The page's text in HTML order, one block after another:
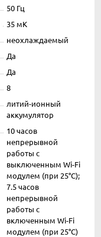
50 Гц
35 мК
неохлаждаемый
Да
Да
8
литий-ионный
аккумулятор
10 часов
непрерывной
работы с
выключенным Wi-Fi
модулем (при 25°C);
7.5 часов
непрерывной
работы с
включенным Wi-Fi
модулем (при 25°C)